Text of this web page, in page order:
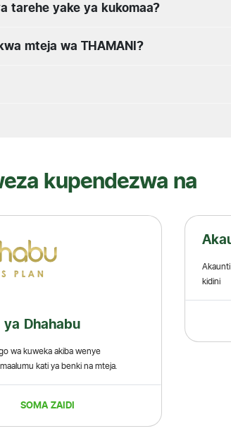
tarehe yake ya kukomaa?
mteja wa THAMANI?
kupendezwa na
Akaunti ya Sadaka
SOMA ZAIDI